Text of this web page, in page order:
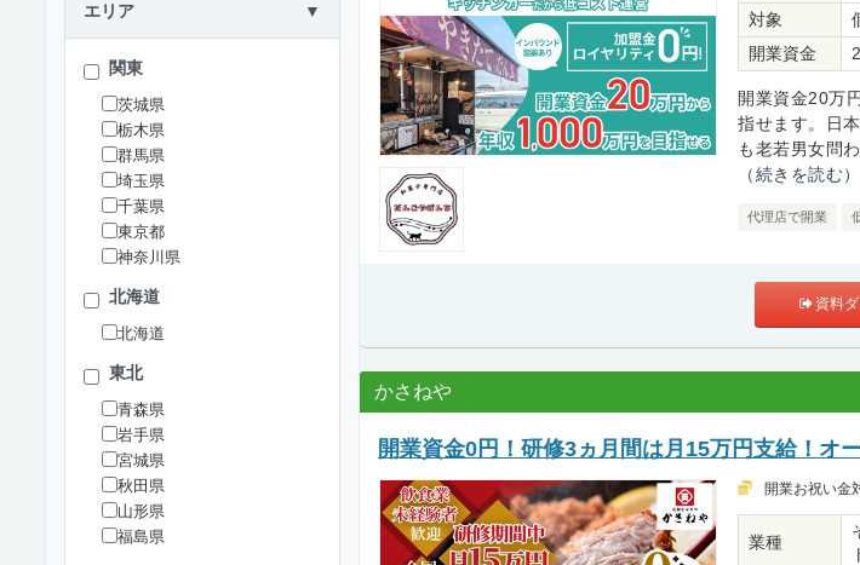
エリア ▼
関東
茨城県
栃木県
群馬県
埼玉県
千葉県
東京都
神奈川県
北海道
北海道
東北
青森県
岩手県
宮城県
秋田県
山形県
福島県
対象
開業資金
開業資金20万
指せます。日
も老若男女問
（続きを読む）
代理店で開業
資料
かさねや
開業資金0円！研修3ヵ月間は月15万円支給！オ
開業お祝い金
業種